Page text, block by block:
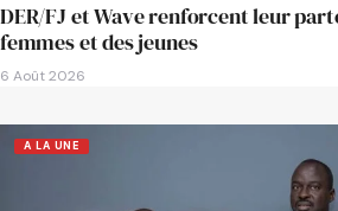
DER/FJ et Wave renforcent leur
femmes et des jeunes
6 Août 2026
A LA UNE